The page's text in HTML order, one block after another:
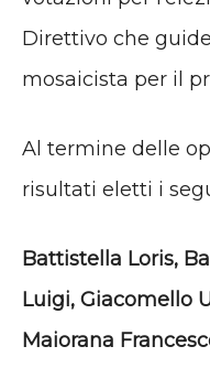
Direttivo che
mosaicista per il
Al termine delle
risultati eletti i
Battistella Loris,
Luigi, Giacomello
Maiorana